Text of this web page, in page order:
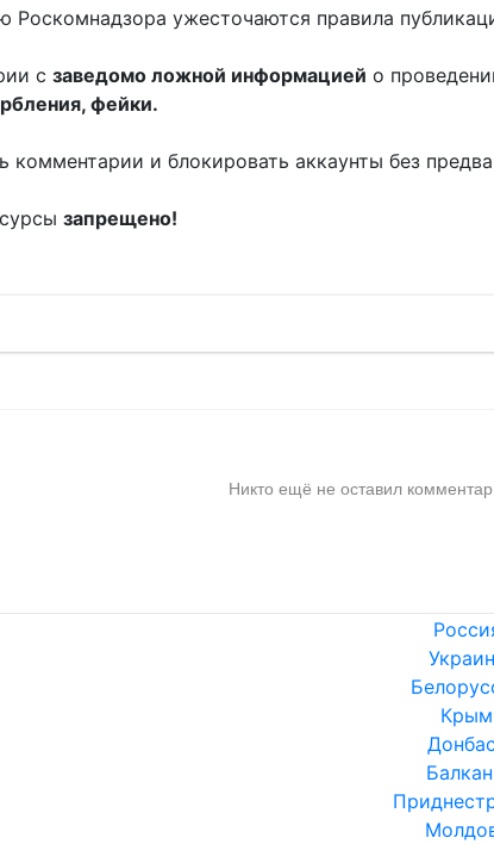
Роскомнадзора ужесточаются правила
с заведомо ложной информацией о
фейки.
и блокировать аккаунты без
запрещено!
Никто ещё не оставил
Крым